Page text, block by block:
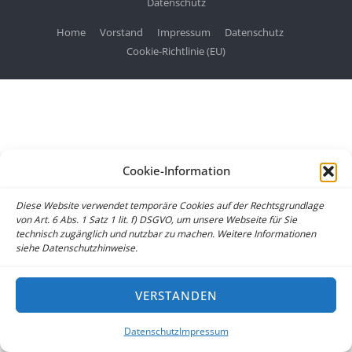
Cookie-Information
Diese Website verwendet temporäre Cookies auf der Rechtsgrundlage
von Art. 6 Abs. 1 Satz 1 lit. f) DSGVO, um unsere Webseite für Sie
technisch zugänglich und nutzbar zu machen. Weitere Informationen
siehe Datenschutzhinweise.
VERSTANDEN
DatenschutzImpressum
Home Vorstand Impressum
Datenschutz
Cookie-Richtlinie (EU)